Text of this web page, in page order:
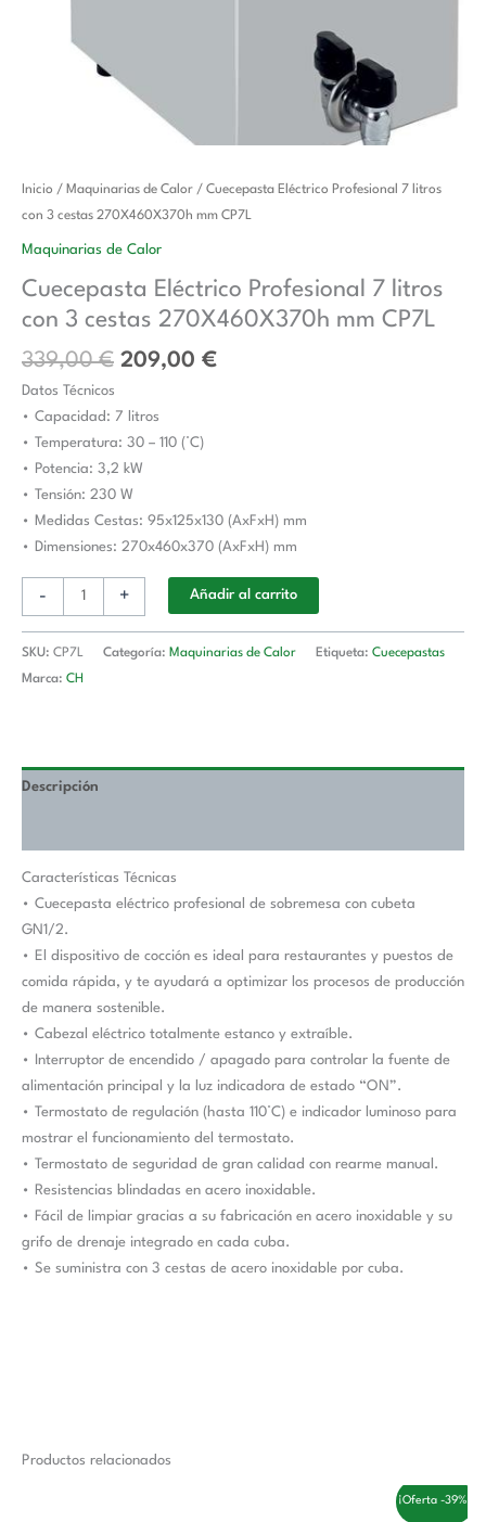
Inicio / Maquinarias de Calor / Cuecepasta Eléctrico Profesional 7 litros
con 3 cestas 270X460X370h mm CP7L
Maquinarias de Calor
Cuecepasta Eléctrico Profesional 7 litros
con 3 cestas 270X460X370h mm CP7L
339,00€
El
precio
original
339,00 €.
209,00 €
El
precio
209,00 €.
Datos Técnicos
• Capacidad: 7 litros
• Temperatura: 30 – 110 (°C)
• Potencia: 3,2 kW
• Tensión: 230 W
• Medidas Cestas: 95x125x130 (AxFxH) mm
• Dimensiones: 270x460x370 (AxFxH) mm
-
Cuecepasta
Eléctrico
Profesional
litros
con
cestas
270X460X370h
mm
CP7L
cantidad
+ Añadir al carrito
SKU: CP7L Categoría: Maquinarias de Calor Etiqueta: Cuecepastas
Marca: CH
Descripción
Características Técnicas
• Cuecepasta eléctrico profesional de sobremesa con cubeta
GN1/2.
• El dispositivo de cocción es ideal para restaurantes y puestos de
comida rápida, y te ayudará a optimizar los procesos de producción
de manera sostenible.
• Cabezal eléctrico totalmente estanco y extraíble.
• Interruptor de encendido / apagado para controlar la fuente de
alimentación principal y la luz indicadora de estado “ON”.
• Termostato de regulación (hasta 110°C) e indicador luminoso para
mostrar el funcionamiento del termostato.
• Termostato de seguridad de gran calidad con rearme manual.
• Resistencias blindadas en acero inoxidable.
• Fácil de limpiar gracias a su fabricación en acero inoxidable y su
grifo de drenaje integrado en cada cuba.
• Se suministra con 3 cestas de acero inoxidable por cuba.
Productos relacionados
¡Oferta -39%!